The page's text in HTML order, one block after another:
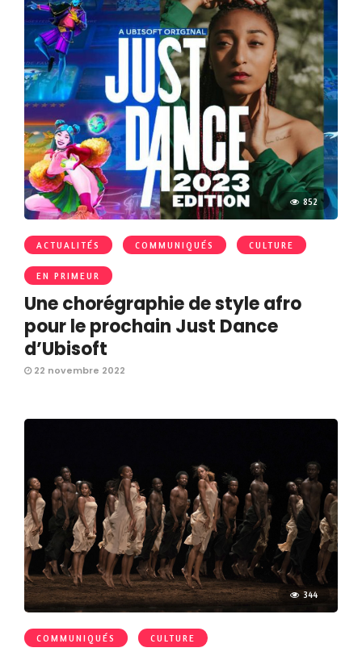
852
ACTUALITÉS COMMUNIQUÉS CULTURE
EN PRIMEUR
Une chorégraphie de style afro
pour le prochain Just Dance
d’Ubisoft
22 novembre 2022
344
COMMUNIQUÉS CULTURE